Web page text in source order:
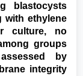
blastocysts
with ethylene
culture, no
groups
by
integrity